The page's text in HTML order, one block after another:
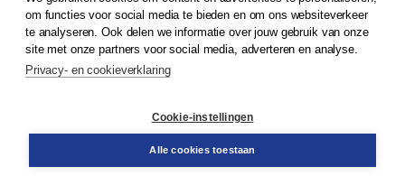
Klantenservice
Service & informatie
Contact
om functies voor social media te bieden en om ons websiteverkeer
te analyseren. Ook delen we informatie over jouw gebruik van onze
site met onze partners voor social media, adverteren en analyse.
Privacy- en cookieverklaring
Cookie-instellingen
Alle cookies toestaan